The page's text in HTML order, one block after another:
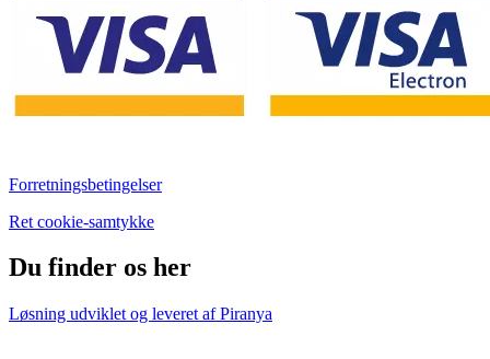
Forretningsbetingelser
Ret cookie-samtykke
Du finder os her
Løsning udviklet og leveret afPiranya